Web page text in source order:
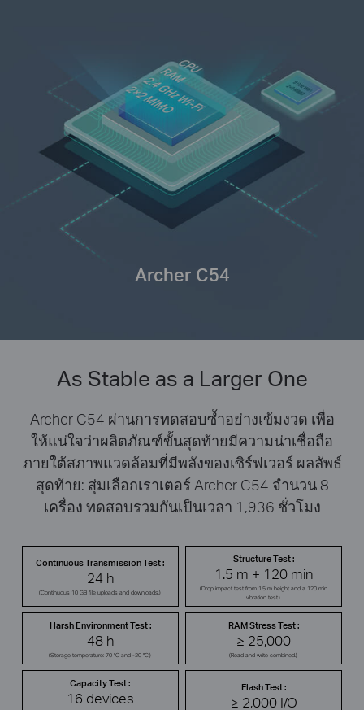
Archer C54
As Stable as a Larger One
Archer C54 ผ่านการทดสอบซ้ำอย่างเข้มงวด เพื่อ
ให้แน่ใจว่าผลิตภัณฑ์ขั้นสุดท้ายมีความน่าเชื่อถือ
ภายใต้สภาพแวดล้อมที่มีพลังของเซิร์ฟเวอร์ ผลลัพธ์
สุดท้าย: สุ่มเลือกเราเตอร์ Archer C54 จำนวน 8
เครื่อง ทดสอบรวมกันเป็นเวลา 1,936 ชั่วโมง
Continuous Transmission Test :
24 h
(Continuous 10 GB file uploads and downloads.)
Structure Test :
1.5 m + 120 min
(Drop impact test from 1.5 m height and a 120 min
vibration test.)
Harsh Environment Test :
48 h
(Storage temperature: 70 °C and -20 °C.)
RAM Stress Test :
≥ 25,000
(Read and write combined.)
Capacity Test :
16 devices
Flash Test :
≥ 2,000 I/O